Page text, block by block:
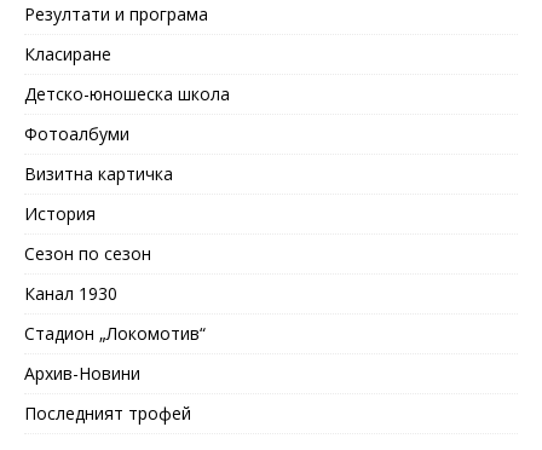
Резултати и програма
Класиране
Детско-юношеска школа
Фотоалбуми
Визитна картичка
История
Сезон по сезон
Канал 1930
Стадион „Локомотив“
Архив-Новини
Последният трофей